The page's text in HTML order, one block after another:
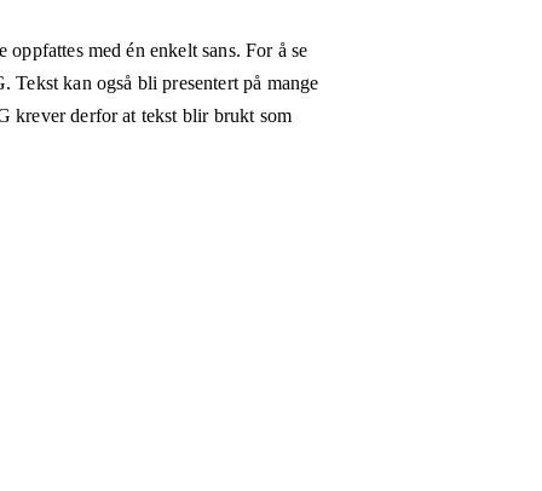
med én enkelt sans. For å se
kan også bli presentert på mange
krever derfor at tekst blir brukt som